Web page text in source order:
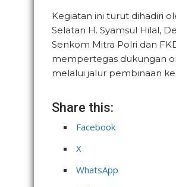
Kegiatan ini turut dihadiri
Selatan H. Syamsul Hilal,
Senkom Mitra Polri dan
mempertegas dukungan
melalui jalur pembinaan
Share this:
Facebook
X
WhatsApp